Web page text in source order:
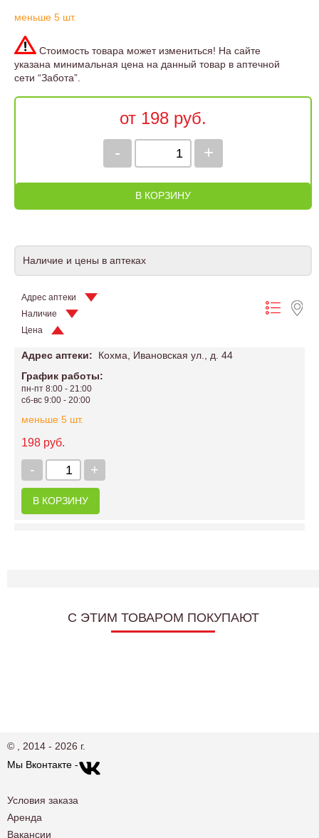
меньше 5 шт.
Стоимость товара может измениться! На сайте
указана минимальная цена на данный товар в аптечной
сети “Забота”.
от 198 руб.
+
-
В КОРЗИНУ
Наличие и цены в аптеках
Адрес аптеки
Наличие
Цена
Адрес аптеки:
Кохма, Ивановская ул., д. 44
График работы:
пн-пт 8:00 - 21:00
сб-вс 9:00 - 20:00
меньше 5 шт.
198 руб.
+
-
В КОРЗИНУ
C ЭТИМ ТОВАРОМ ПОКУПАЮТ
© , 2014 - 2026 г.
Мы Вконтакте -
Условия заказа
Аренда
Вакансии